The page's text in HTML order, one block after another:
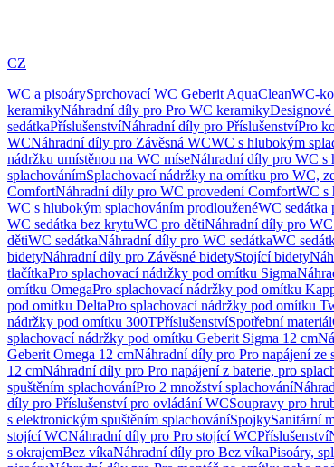
CZ
WC a pisoárySprchovací WC Geberit AquaCleanWC-
keramikyNáhradní díly pro Pro WC keramiky
sedátkaPříslušenstvíNáhradní díly pro PříslušenstvíPro
WCNáhradní díly pro Závěsná WCWC s hlubokým
nádržku umístěnou na WC míseNáhradní díly pro WC s
splachovánímSplachovací nádržky na omítku pro WC,
ComfortNáhradní díly pro WC provedení ComfortWC s
WC s hlubokým splachováním prodlouženéWC sedátka
WC sedátka bez krytuWC pro dětiNáhradní díly pro
dětiWC sedátkaNáhradní díly pro WC sedátkaWC
bidetyNáhradní díly pro Závěsné bidetyStojící bidety
tlačítkaPro splachovací nádržky pod omítku Sigma
omítku OmegaPro splachovací nádržky pod omítku
pod omítku DeltaPro splachovací nádržky pod omítku
nádržky pod omítku 300TPříslušenstvíSpotřební materiál
splachovací nádržky pod omítku Geberit Sigma 12 cm
Geberit Omega 12 cmNáhradní díly pro Pro napájení ze
12 cmNáhradní díly pro Pro napájení z baterie, pro
spuštěním splachováníPro 2 množství splachování
díly pro Příslušenství pro ovládání WCSoupravy pro
s elektronickým spuštěním splachováníSpojkySanitární
stojící WCNáhradní díly pro Pro stojící WCPříslušenství
s okrajemBez víkaNáhradní díly pro Bez víkaPisoáry,